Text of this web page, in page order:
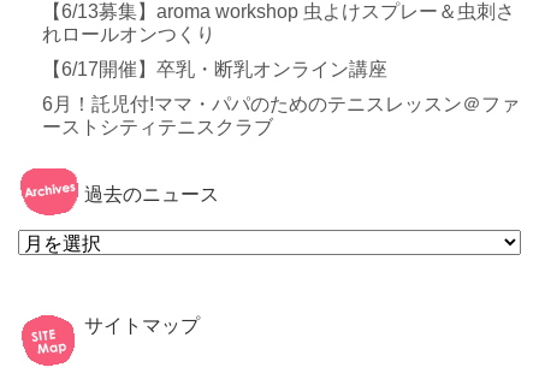
【6/13募集】aroma workshop 虫よけスプレー＆虫刺さ
れロールオンつくり
【6/17開催】卒乳・断乳オンライン講座
6月！託児付!ママ・パパのためのテニスレッスン＠ファ
ーストシティテニスクラブ
過去のニュース
過
去
ー
ス
サイトマップ